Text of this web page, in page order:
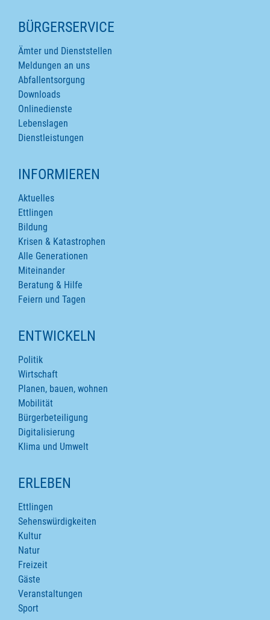
SEITENINHALTE
BÜRGERSERVICE
Ämter und Dienststellen
Meldungen an uns
Abfallentsorgung
Downloads
Onlinedienste
Lebenslagen
Dienstleistungen
INFORMIEREN
Aktuelles
Ettlingen
Bildung
Krisen & Katastrophen
Alle Generationen
Miteinander
Beratung & Hilfe
Feiern und Tagen
ENTWICKELN
Politik
Wirtschaft
Planen, bauen, wohnen
Mobilität
Bürgerbeteiligung
Digitalisierung
Klima und Umwelt
ERLEBEN
Ettlingen
Sehenswürdigkeiten
Kultur
Natur
Freizeit
Gäste
Veranstaltungen
Sport